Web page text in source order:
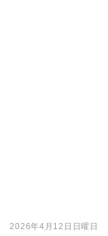
2026年4月12日日曜日